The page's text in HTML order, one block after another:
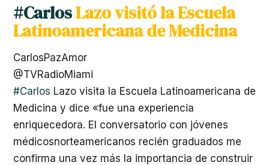
#CarlosLazo visitó la Escuela
Latinoamericana de Medicina
CarlosPazAmor
@TVRadioMiami
#Carlos Lazo visita la Escuela Latinoamericana de
Medicina y dice «fue una experiencia
enriquecedora. El conversatorio con jóvenes
médicosnorteamericanos recién graduados me
confirma una vez más la importancia de construir